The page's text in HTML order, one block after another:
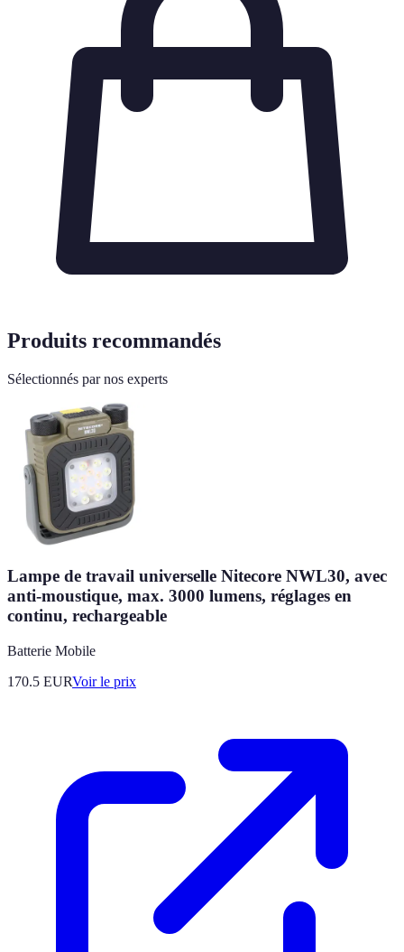
Produits recommandés
Sélectionnés par nos experts
Lampe de travail universelle Nitecore NWL30, avec
anti-moustique, max. 3000 lumens, réglages en
continu, rechargeable
Batterie Mobile
170.5 EURVoir le prix